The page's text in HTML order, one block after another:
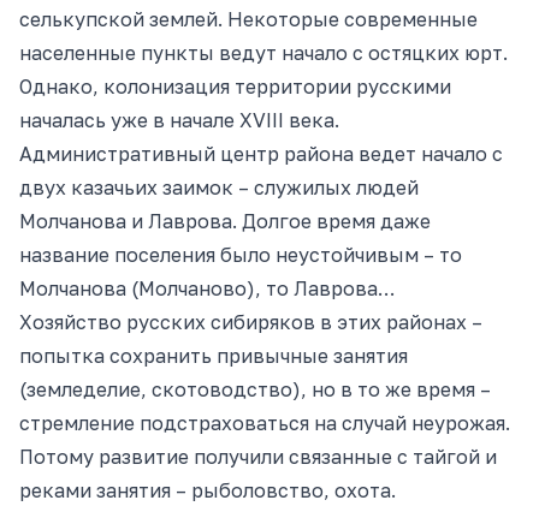
селькупской землей. Некоторые современные
населенные пункты ведут начало с остяцких юрт.
Однако, колонизация территории русскими
началась уже в начале XVIII века.
Административный центр района ведет начало с
двух казачьих заимок – служилых людей
Молчанова и Лаврова. Долгое время даже
название поселения было неустойчивым – то
Молчанова (Молчаново), то Лаврова…
Хозяйство русских сибиряков в этих районах –
попытка сохранить привычные занятия
(земледелие, скотоводство), но в то же время –
стремление подстраховаться на случай неурожая.
Потому развитие получили связанные с тайгой и
реками занятия – рыболовство, охота.